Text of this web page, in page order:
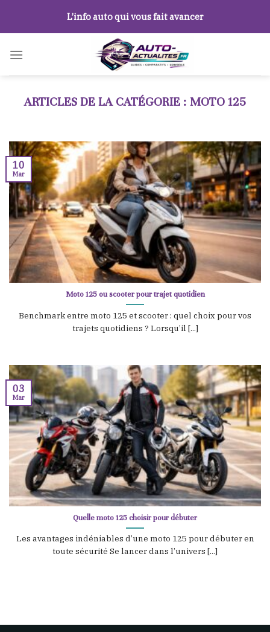
content
L’info auto qui vous fait avancer
MOTO 125
Moto 125 ou scooter pour trajet quotidien
Benchmark entre moto 125 et scooter : quel choix pour vos
trajets quotidiens ? Lorsqu’il [...]
10
Mar
Quelle moto 125 choisir pour débuter
Les avantages indéniables d’une moto 125 pour débuter en
toute sécurité Se lancer dans l’univers [...]
03
Mar